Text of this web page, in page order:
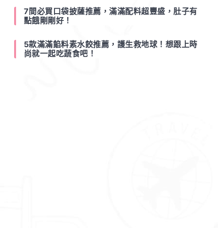
7間必買口袋披薩推薦，滿滿配料超豐盛，肚子有
點餓剛剛好！
5款滿滿餡料素水餃推薦，護生救地球！想跟上時
尚就一起吃蔬食吧！